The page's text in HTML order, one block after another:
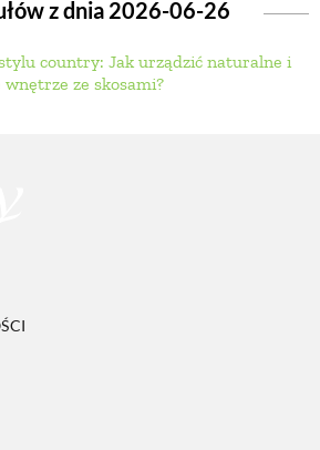
z dnia 2026-06-26
country: Jak urządzić naturalne i
ze skosami?
DOM